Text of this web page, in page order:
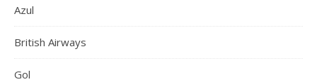
Azul
British Airways
Gol